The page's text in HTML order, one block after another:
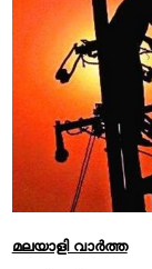
മലയാളി വാര്‍ത്ത